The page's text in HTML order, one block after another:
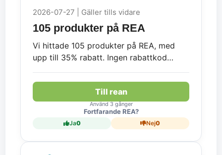
2026-07-27 | Gäller tills vidare
105 produkter på REA
Vi hittade 105 produkter på REA, med
upp till 35% rabatt. Ingen rabattkod
Till rean
Använd 3 gånger
Fortfarande REA?
Ja0 Nej0